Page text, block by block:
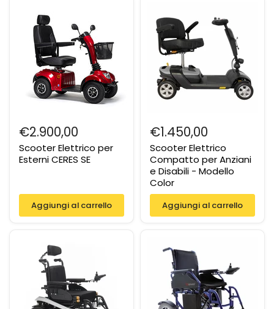
€2.900,00
Scooter Elettrico per
Esterni CERES SE
Aggiungi al carrello
€1.450,00
Scooter Elettrico
Compatto per Anziani
e Disabili - Modello
Color
Aggiungi al carrello